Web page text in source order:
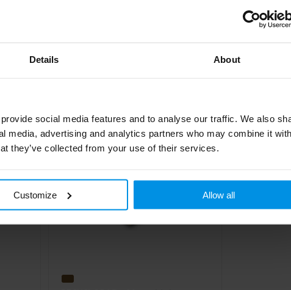
Details About
social media features and to analyse our traffic. We also
media, advertising and analytics partners who may combine it with
they’ve collected from your use of their services.
Customize Allow all